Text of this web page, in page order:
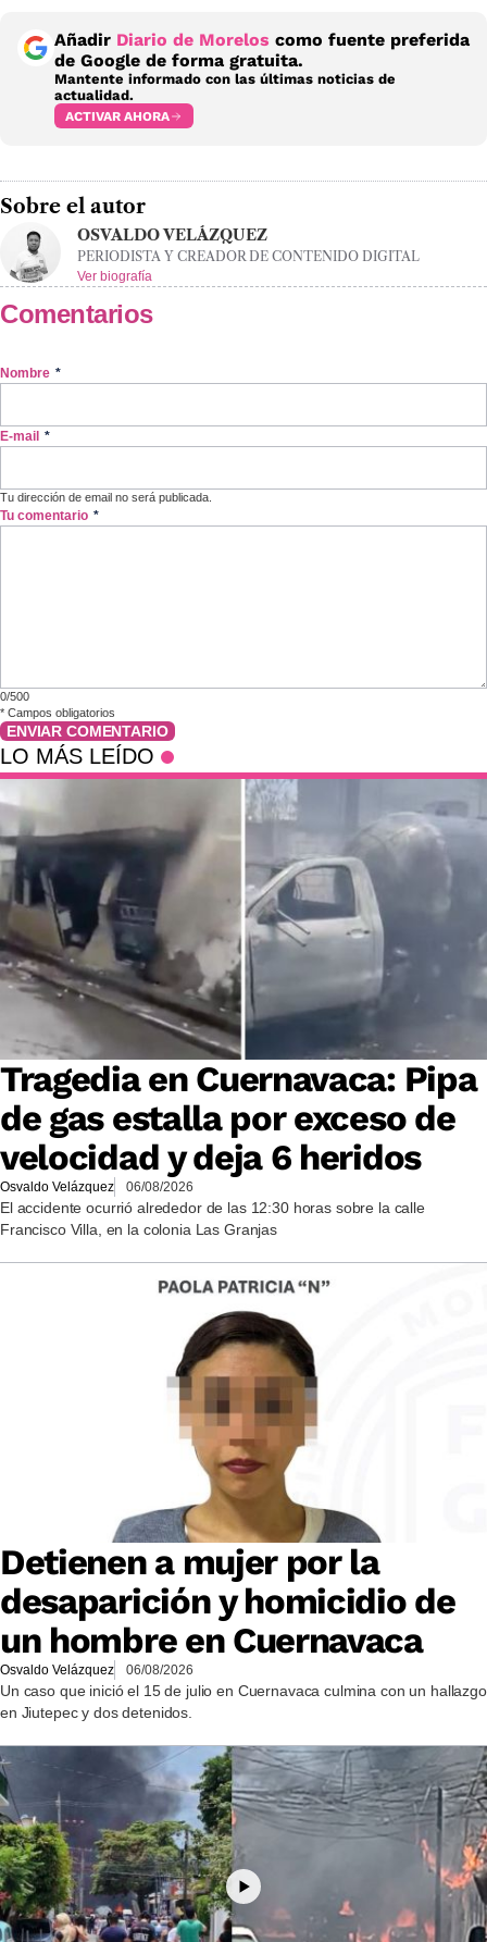
Añadir Diario de Morelos como fuente preferida
de Google de forma gratuita.
Mantente informado con las últimas noticias de
actualidad.
ACTIVAR AHORA
Sobre el autor
OSVALDO VELÁZQUEZ
PERIODISTA Y CREADOR DE CONTENIDO DIGITAL
Ver biografía
Comentarios
Nombre *
E-mail *
Tu dirección de email no será publicada.
Tu comentario *
0/500
* Campos obligatorios
ENVIAR COMENTARIO
LO MÁS LEÍDO
Tragedia en Cuernavaca: Pipa
de gas estalla por exceso de
velocidad y deja 6 heridos
Osvaldo Velázquez 06/08/2026
El accidente ocurrió alrededor de las 12:30 horas sobre la calle
Francisco Villa, en la colonia Las Granjas
Detienen a mujer por la
desaparición y homicidio de
un hombre en Cuernavaca
Osvaldo Velázquez 06/08/2026
Un caso que inició el 15 de julio en Cuernavaca culmina con un hallazgo
en Jiutepec y dos detenidos.